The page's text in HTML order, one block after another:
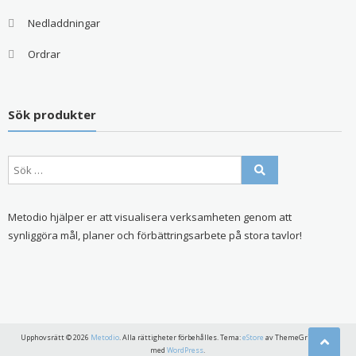
Nedladdningar
Ordrar
Sök produkter
Metodio hjälper er att visualisera verksamheten genom att
synliggöra mål, planer och förbättringsarbete på stora tavlor!
Upphovsrätt © 2026 Metodio. Alla rättigheter förbehålles. Tema:eStore av ThemeGrill Drivs
medWordPress.